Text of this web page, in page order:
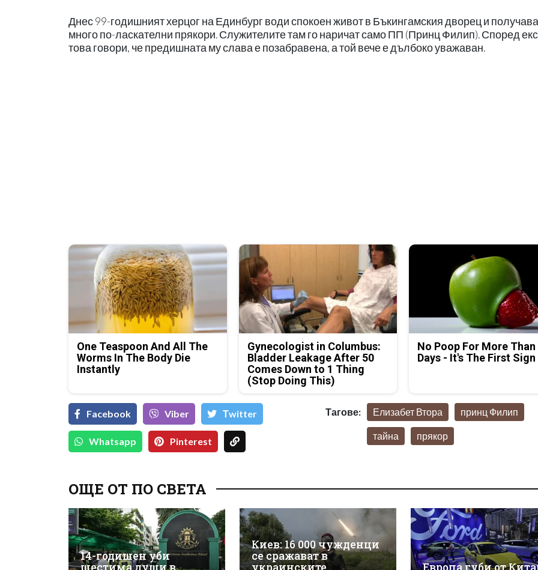
Днес 99-годишният херцог на Единбург води спокоен живот в Бъкингамския дворец и получава
много по-ласкателни прякори. Служителите там го наричат само ПП (Принц Филип). Според
това говори, че предишната му слава е позабравена, а той вече е дълбоко уважаван.
One Teaspoon And All The
Worms In The Body Die
Instantly
Gynecologist in Columbus:
Bladder Leakage After 50
Comes Down to 1 Thing
(Stop Doing This)
No Poop For More Than
Days - It's The First Sign
Facebook Viber Тwitter
Whatsapp Pinterest
Тагове: Елизабет Втора принц Филип
тайна прякор
ОЩЕ ОТ ПО СВЕТА
14-годишен уби
Киев: 16 000 чужденци
се сражават в